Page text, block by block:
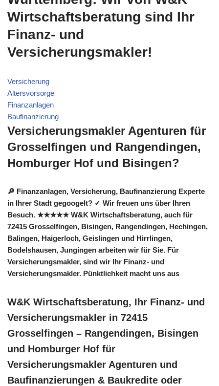
Wirtschaftsberatung sind Ihr
Finanz- und
Versicherungsmakler!
Versicherung
Altersvorsorge
Finanzanlagen
Baufinanzierung
Versicherungsmakler Agenturen für
Grosselfingen und Rangendingen,
Homburger Hof und Bisingen?
🔎 Finanzanlagen, Versicherung, Baufinanzierung Experte
in Ihrer Stadt gegoogelt? ✓ Wir freuen uns über Ihren
Besuch. ★★★★★ W&K Wirtschaftsberatung, auch für
72415 Grosselfingen, Bisingen, Rangendingen, Hechingen,
Balingen, Haigerloch, Geislingen und Hirrlingen,
Bodelshausen, Jungingen arbeiten wir für Sie. Für
Versicherungsmakler, sind wir Ihr Finanz- und
Versicherungsmakler. Pünktlichkeit macht uns aus
W&K Wirtschaftsberatung, Ihr Finanz- und
Versicherungsmakler in 72415
Grosselfingen – Rangendingen, Bisingen
und Homburger Hof für
Versicherungsmakler Agenturen und
Baufinanzierungen & Baukredite oder